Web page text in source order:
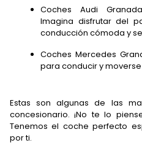
Coches Audi
Imagina disfrutar del
conducción cómoda y
Coches Mercedes
para conducir y
Estas son algunas de las
concesionario. ¡No te lo
Tenemos el coche perfecto
por ti.